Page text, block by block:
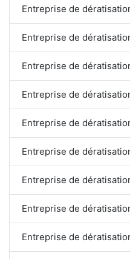
Entreprise de
Entreprise de
Entreprise de
Entreprise de
Entreprise de
Entreprise de
Entreprise de
Entreprise de
Entreprise de